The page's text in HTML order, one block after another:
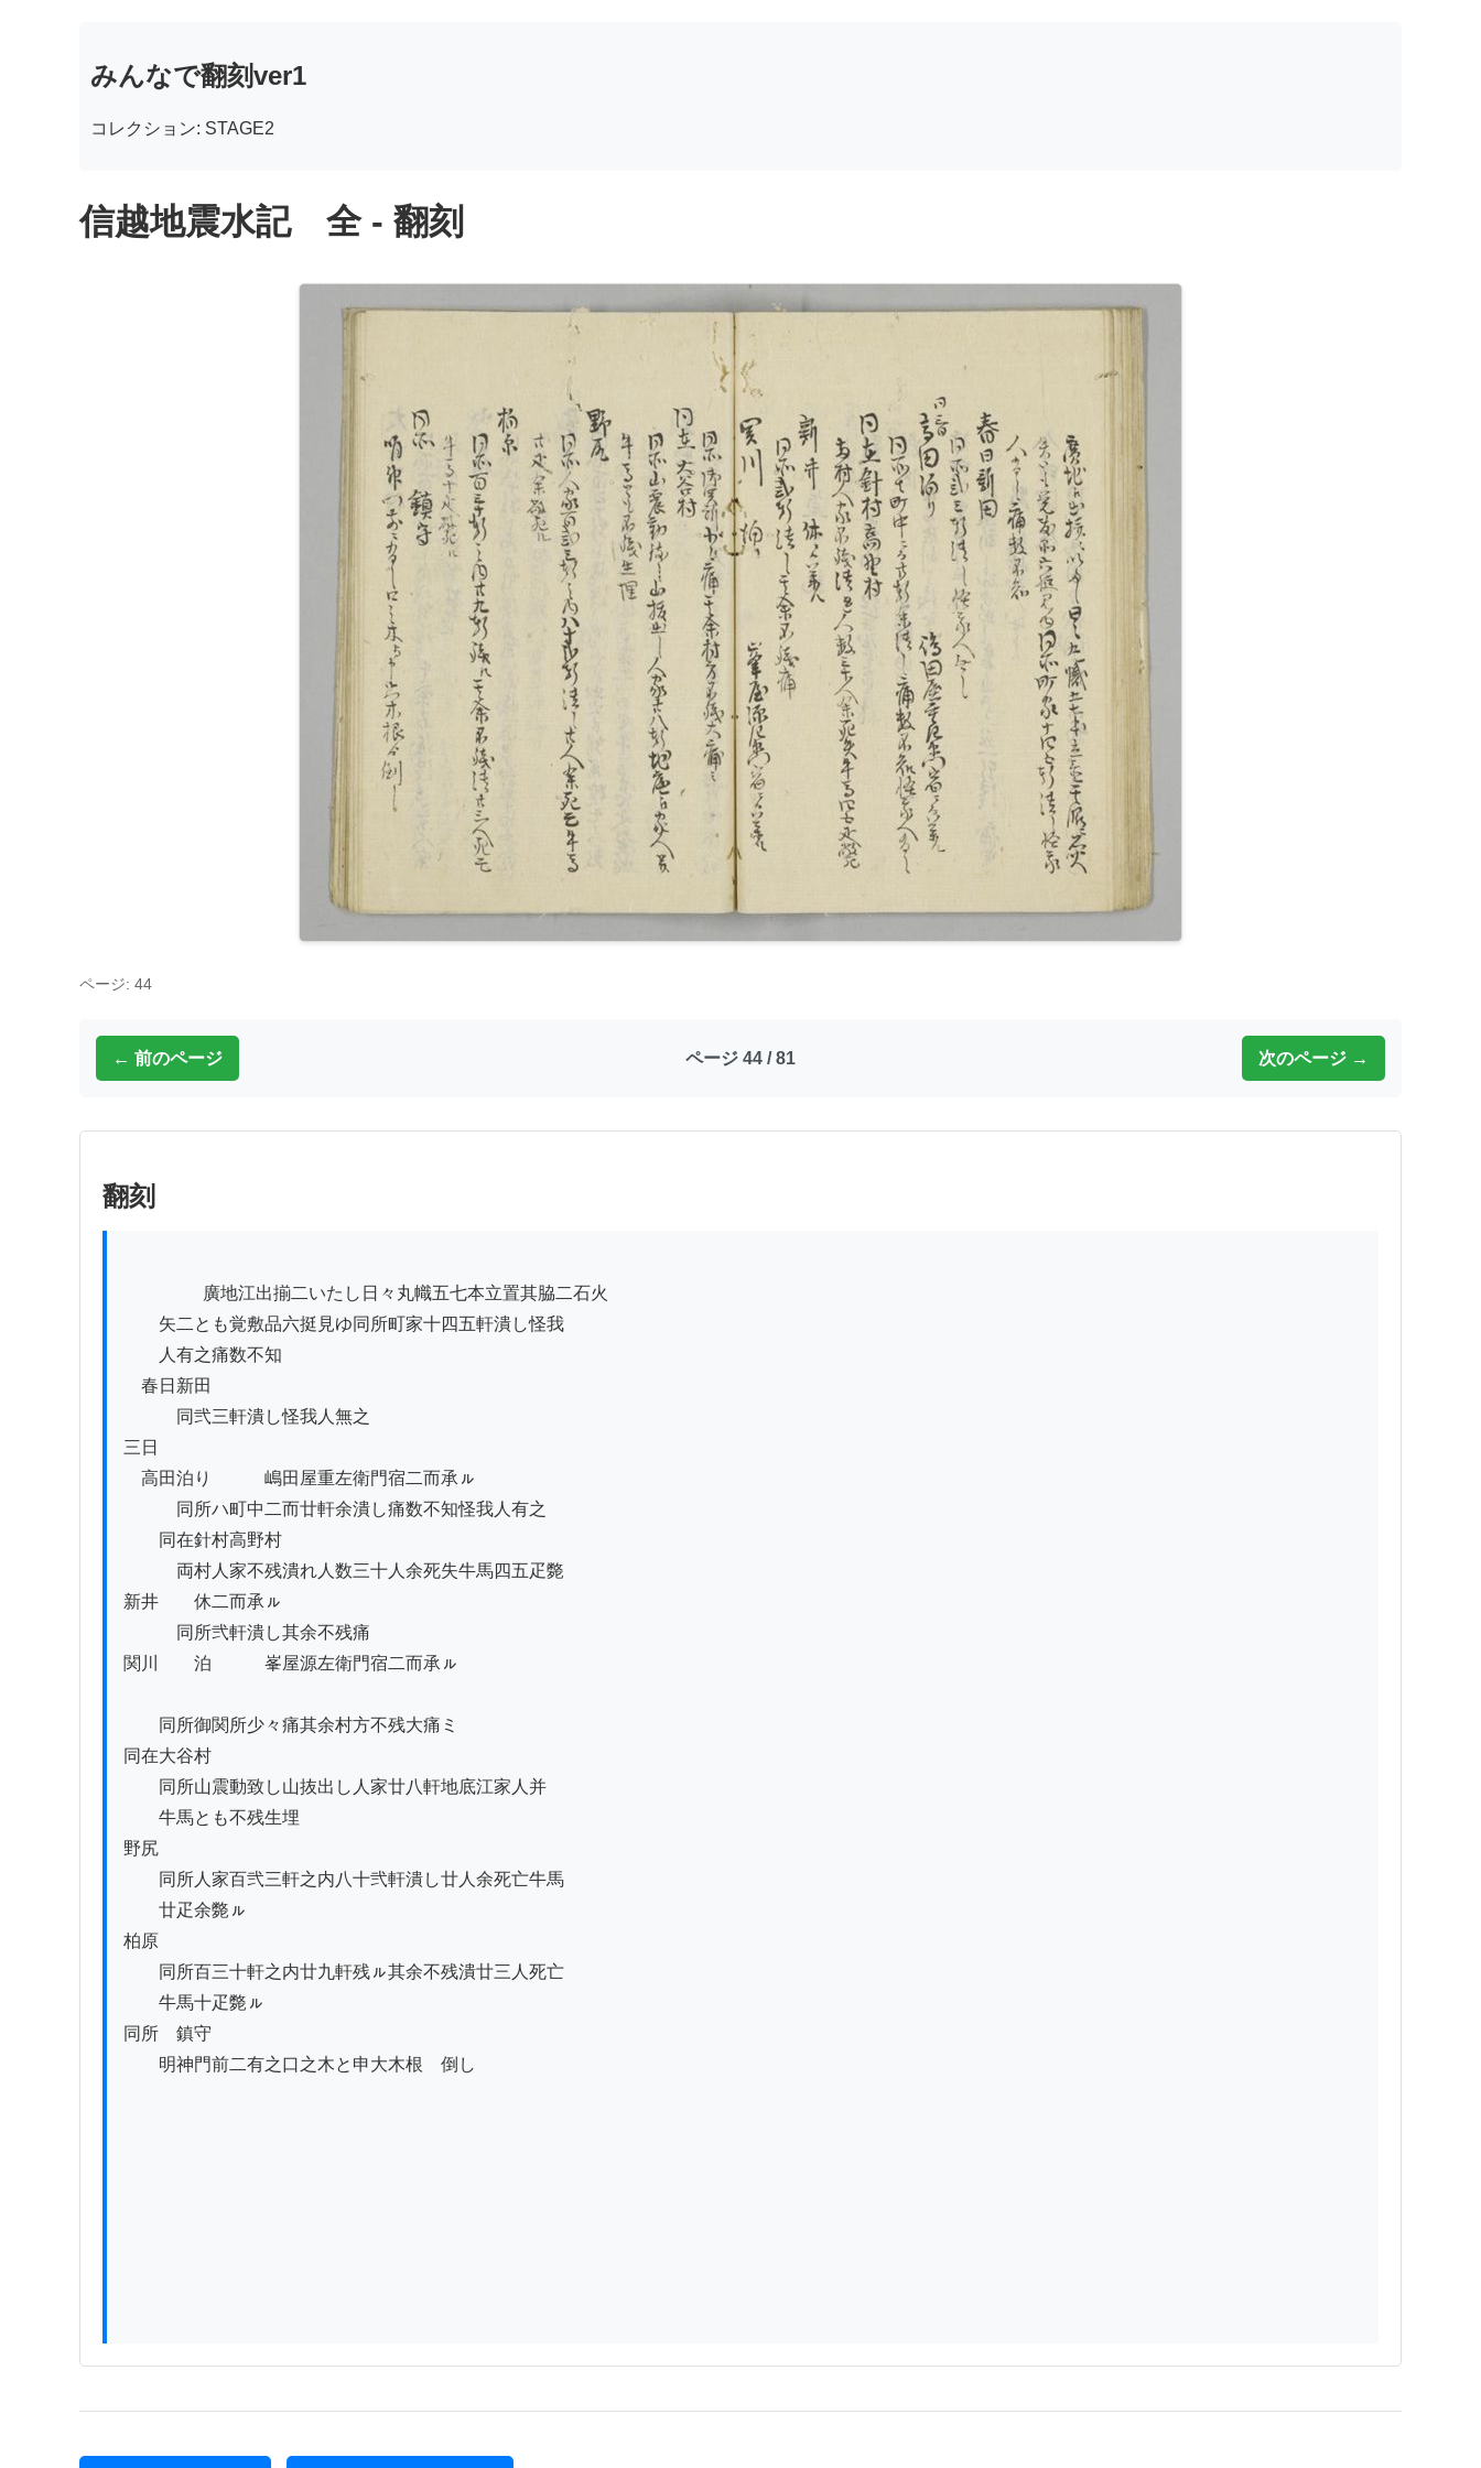
みんなで翻刻ver1
コレクション: STAGE2
信越地震水記 全 - 翻刻
ページ: 44
← 前のページ ページ 44 / 81 次のページ →
翻刻
矢二とも覚敷品六挺見ゆ同所町家十四五軒潰し怪我
人有之痛数不知
春日新田
同弐三軒潰し怪我人無之
三日
高田泊り　　　嶋田屋重左衛門宿二而承ㇽ
同所ハ町中二而廿軒余潰し痛数不知怪我人有之
同在針村高野村
両村人家不残潰れ人数三十人余死失牛馬四五疋斃
新井　　休二而承ㇽ
同所弐軒潰し其余不残痛
関川　　泊　　　峯屋源左衛門宿二而承ㇽ
同所御関所少々痛其余村方不残大痛ミ
同在大谷村
同所山震動致し山抜出し人家廿八軒地底江家人并
牛馬とも不残生埋
野尻
同所人家百弐三軒之内八十弐軒潰し廿人余死亡牛馬
廿疋余斃ㇽ
柏原
同所百三十軒之内廿九軒残ㇽ其余不残潰廿三人死亡
牛馬十疋斃ㇽ
同所　鎮守
明神門前二有之口之木と申大木根ゟ倒し